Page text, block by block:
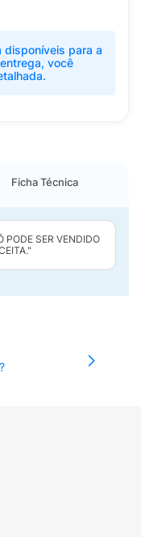
disponíveis para a
você
Ficha Técnica
PODE SER VENDIDO